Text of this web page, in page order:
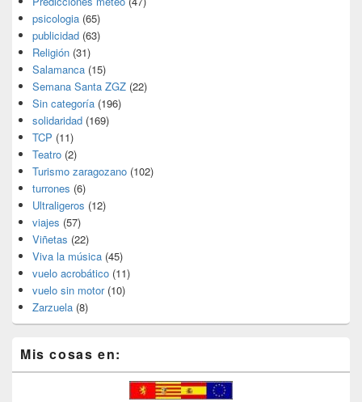
psicologia (65)
publicidad (63)
Religión (31)
Salamanca (15)
Semana Santa ZGZ (22)
Sin categoría (196)
solidaridad (169)
TCP (11)
Teatro (2)
Turismo zaragozano (102)
turrones (6)
Ultraligeros (12)
viajes (57)
Viñetas (22)
Viva la música (45)
vuelo acrobático (11)
vuelo sin motor(10)
Zarzuela (8)
Mis cosas en: